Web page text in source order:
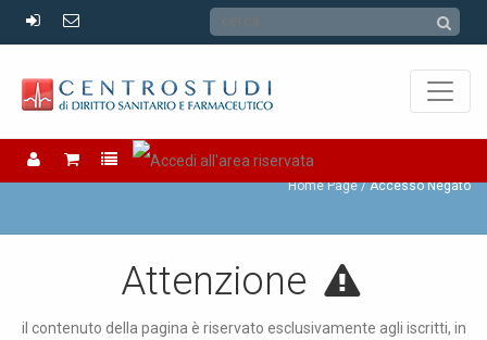
Accesso Negato
Home Page Accesso Negato
Attenzione
il contenuto della pagina è riservato esclusivamente agli iscritti, in